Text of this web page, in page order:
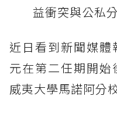
益衝突與公私
近日看到新聞媒
元在第二任期開
威夷大學馬諾阿分